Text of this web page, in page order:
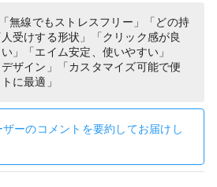
無線でもストレスフリー」「どの持
受けする形状」「クリック感が良
」「エイム安定、使いやすい」
デザイン」「カスタマイズ可能で便
に最適」
ーのコメントを要約してお届けし